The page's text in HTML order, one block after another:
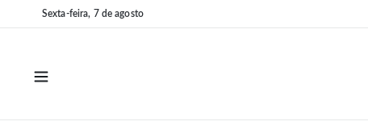
para
para
Sexta-feira, 7 de agosto